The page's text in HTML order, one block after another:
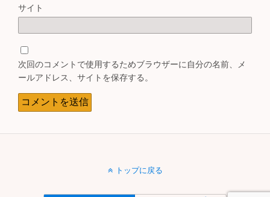
サイト
次回のコメントで使用するためブラウザーに自分の名前、メ
ールアドレス、サイトを保存する。
トップに戻る